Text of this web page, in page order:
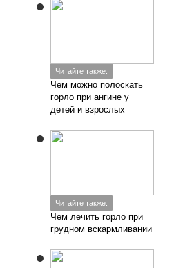
Читайте также:
Чем можно полоскать
горло при ангине у
детей и взрослых
Читайте также:
Чем лечить горло при
грудном вскармливании